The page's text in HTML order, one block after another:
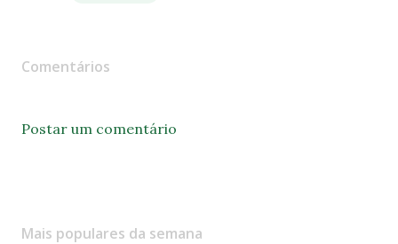
Comentários
Postar um comentário
Mais populares da semana